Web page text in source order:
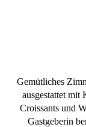
Gemütliches
ausgestattet mit
Croissants und
Gastgeberin